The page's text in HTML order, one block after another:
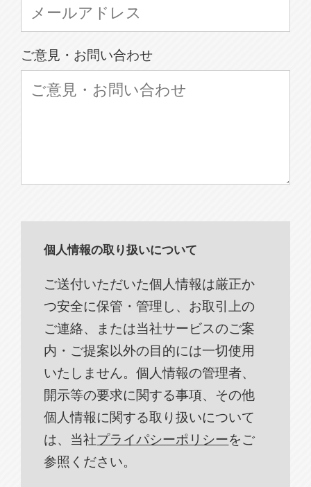
ご意見・お問い合わせ
個人情報の取り扱いについて
ご送付いただいた個人情報は厳正か
つ安全に保管・管理し、お取引上の
ご連絡、または当社サービスのご案
内・ご提案以外の目的には一切使用
いたしません。個人情報の管理者、
開示等の要求に関する事項、その他
個人情報に関する取り扱いについて
は、当社プライパシーポリシーをご
参照ください。